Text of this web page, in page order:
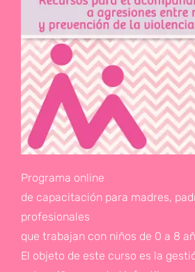
Programa online
de capacitación para madres,
profesionales
que trabajan con niños de 0 a 8
El objeto de este curso es la